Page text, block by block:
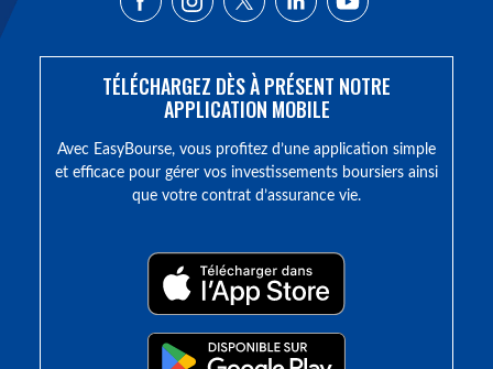
TÉLÉCHARGEZ DÈS À PRÉSENT NOTRE
APPLICATION MOBILE
Avec EasyBourse, vous profitez d’une application simple
et efficace pour gérer vos investissements boursiers ainsi
que votre contrat d’assurance vie.